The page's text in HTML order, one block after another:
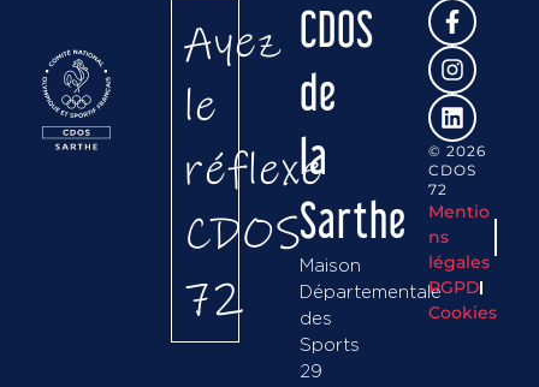
Ayez
le
réflexe
CDOS
72
CDOS
de
la
Sarthe
Maison
Départementale
des
Sports
29
© 2026
CDOS
72
Mentio
ns
légales
RGPD
Cookies